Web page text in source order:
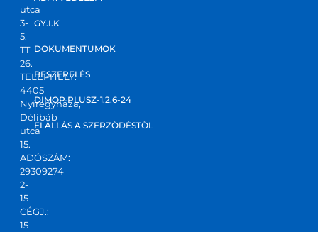
utca
3-
5.
TT
26.
TELEPHELY:
4405
Nyíregyháza,
Délibáb
utca
15.
ADÓSZÁM:
29309274-
2-
15
CÉGJ.:
15-
GY.I.K
DOKUMENTUMOK
BESZERELÉS
DIMOP PLUSZ-1.2.6-24
ELÁLLÁS A SZERZŐDÉSTŐL